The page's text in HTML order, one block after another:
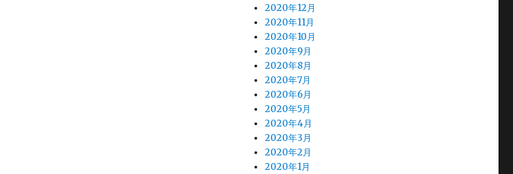
2020年12月
2020年11月
2020年10月
2020年9月
2020年8月
2020年7月
2020年6月
2020年5月
2020年4月
2020年3月
2020年2月
2020年1月